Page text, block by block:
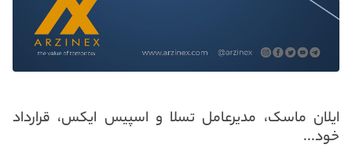
ایلان ماسک، مدیرعامل تسلا و اسپیس ایکس، قرارداد
خود...